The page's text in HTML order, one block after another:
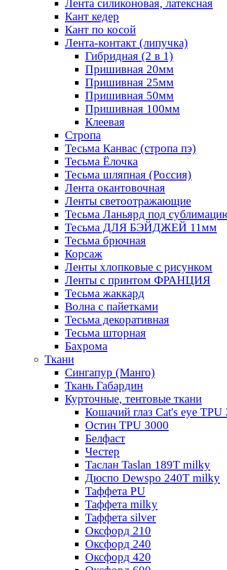
Лента силиконовая, латексная
Кант кедер
Кант по косой
Лента-контакт (липучка)
Гибридная (2 в 1)
Пришивная 20мм
Пришивная 25мм
Пришивная 50мм
Пришивная 100мм
Клеевая
Стропа
Тесьма Канвас (стропа пэ)
Тесьма Ёлочка
Тесьма шляпная (Россия)
Лента окантовочная
Ленты светоотражающие
Тесьма Ланьярд под
Тесьма ДЛЯ БЭЙДЖЕЙ 11мм
Тесьма брючная
Корсаж
Ленты хлопковые с рисунком
Ленты с принтом ФРАНЦИЯ
Тесьма жаккард
Волна с пайетками
Тесьма декоративная
Тесьма шторная
Бахрома
Ткани
Сингапур (Манго)
Ткань Габардин
Курточные, тентовые ткани
Кошачий глаз Cat's eye TPU
Остин TPU 3000
Белфаст
Честер
Таслан Taslan 189T milky
Дюспо Dewspo 240T milky
Таффета PU
Таффета milky
Таффета silver
Оксфорд 210
Оксфорд 240
Оксфорд 420